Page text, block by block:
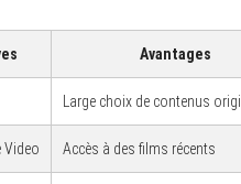
Avantages
Large choix de contenus
Video Accès à des films récents